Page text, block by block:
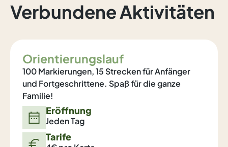
Verbundene Aktivitäten
Orientierungslauf
100 Markierungen, 15 Strecken für Anfänger
und Fortgeschrittene. Spaß für die ganze
Familie!
Eröffnung
Jeden Tag
Tarife